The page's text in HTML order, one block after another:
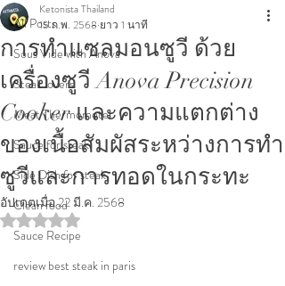
All Posts
Sous Vide with Anova
Steak lovers
Meat Thermometer
Sauce for steak
Side Dish for steak
Clean food
Sauce Recipe
review best steak in paris
การทำแซลมอนซูวี ด้วย
เครื่องซูวี Anova Precision
Cooker และความแตกต่าง
ของเนื้อสัมผัสระหว่างการทำ
ซูวีและการทอดในกระทะ
Ketonista Thailand
15 ก.พ. 2568 ยาว 1 นาที
อัปเดตเมื่อ22 มี.ค. 2568
ได้รับ NaN เต็ม 5 ดาว